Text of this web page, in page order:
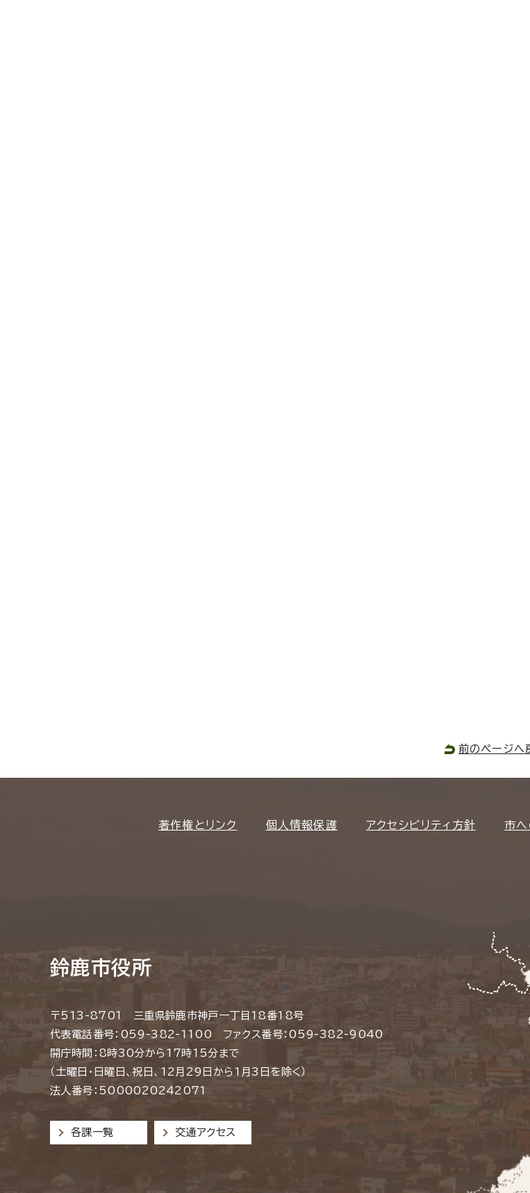
前のページへ
著作権とリンク 個人情報保護 アクセシビリティ方針 市へ
鈴鹿市役所
〒513-8701 三重県鈴鹿市神戸一丁目18番18号
代表電話番号：059-382-1100 ファクス番号：059-382-9040
開庁時間：8時30分から17時15分まで
（土曜日・日曜日、祝日、12月29日から1月3日を除く）
法人番号：5000020242071
各課一覧 交通アクセス